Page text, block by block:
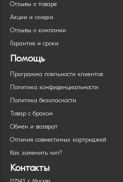
Отзывы о товаре
Акции и скидки
Отзывы о компании
Гарантия и сроки
Помощь
Программа лояльности клиентов
Политика конфиденциальности
Политика безопасности
Товар с браком
Обмен и возврат
Отличия совместимых картриджей
Как заменить чип?
Контакты